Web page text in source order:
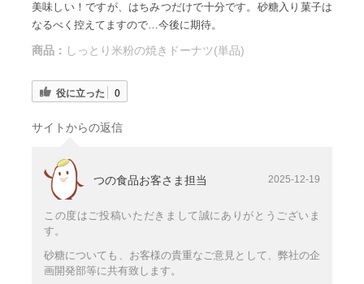
美味しい！ですが、はちみつだけで十分です。砂糖入り菓子は
なるべく控えてますので…今後に期待。
商品： しっとり米粉の焼きドーナツ(単品)
役に立った 0
サイトからの返信
つの食品お客さま担当 2025-12-19
この度はご投稿いただきまして誠にありがとうございま
す。
砂糖についても、お客様の貴重なご意見として、弊社の企
画開発部等に共有致します。